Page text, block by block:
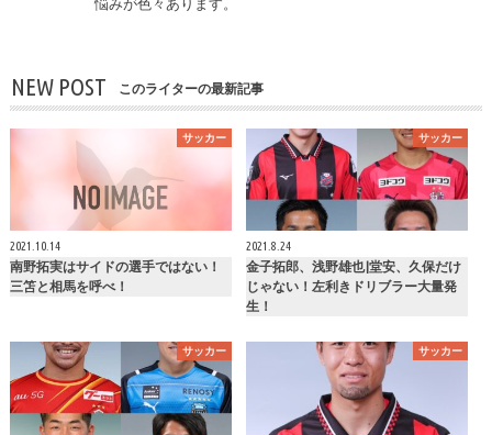
NEW POST このライターの最新記事
サッカー
2021.10.14
南野拓実はサイドの選手ではない！
三笘と相馬を呼べ！
サッカー
2021.8.24
金子拓郎、浅野雄也|堂安、久保だけ
じゃない！左利きドリブラー大量発
生！
サッカー サッカー